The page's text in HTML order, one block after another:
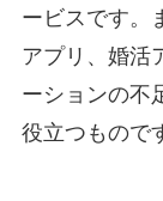
ービスです。
アプリ、婚活
ーションの不
役立つもので